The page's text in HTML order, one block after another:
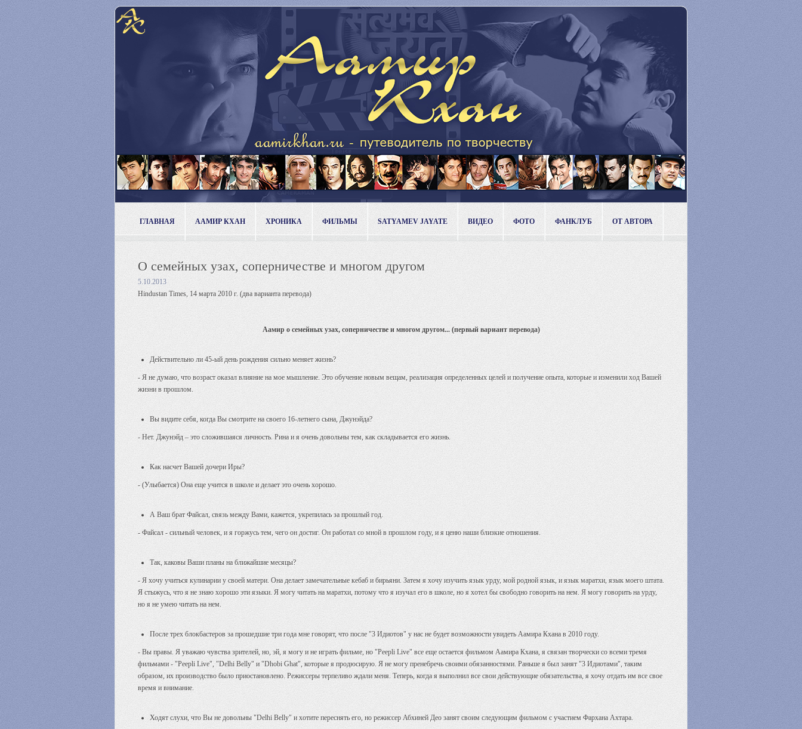
ГЛАВНАЯ ААМИР КХАН ХРОНИКА ФИЛЬМЫ SATYAMEV JAYATE ВИДЕО ФОТО ФАНКЛУБ ОТ АВТОРА
О семейных узах, соперничестве и многом другом
5.10.2013
Hindustan Times, 14 марта 2010 г. (два варианта перевода)
Аамир о семейных узах, соперничестве и многом другом... (первый вариант перевода)
Действительно ли 45-ый день рождения сильно меняет жизнь?
- Я не думаю, что возраст оказал влияние на мое мышление. Это обучение новым вещам, реализация определенных целей и получение опыта, которые и изменили ход Вашей
жизни в прошлом.
Вы видите себя, когда Вы смотрите на своего 16-летнего сына, Джунэйда?
- Нет. Джунэйд – это сложившаяся личность. Рина и я очень довольны тем, как складывается его жизнь.
Как насчет Вашей дочери Иры?
- (Улыбается) Она еще учится в школе и делает это очень хорошо.
А Ваш брат Файсал, связь между Вами, кажется, укрепилась за прошлый год.
- Файсал - сильный человек, и я горжусь тем, чего он достиг. Он работал со мной в прошлом году, и я ценю наши близкие отношения.
Так, каковы Ваши планы на ближайшие месяцы?
- Я хочу учиться кулинарии у своей матери. Она делает замечательные кебаб и бирьяни. Затем я хочу изучить язык урду, мой родной язык, и язык маратхи, язык моего штата.
Я стыжусь, что я не знаю хорошо эти языки. Я могу читать на маратхи, потому что я изучал его в школе, но я хотел бы свободно говорить на нем. Я могу говорить на урду,
но я не умею читать на нем.
После трех блокбастеров за прошедшие три года мне говорят, что после "3 Идиотов" у нас не будет возможности увидеть Аамира Кхана в 2010 году.
- Вы правы. Я уважаю чувства зрителей, но, эй, я могу и не играть фильме, но "Peepli Live" все еще остается фильмом Аамира Кхана, я связан творчески со всеми тремя
фильмами - "Peepli Live", "Delhi Belly" и "Dhobi Ghat", которые я продюсирую. Я не могу пренебречь своими обязанностями. Раньше я был занят "3 Идиотами", таким
образом, их производство было приостановлено. Режиссеры терпеливо ждали меня. Теперь, когда я выполнил все свои действующие обязательства, я хочу отдать им все свое
время и внимание.
Ходят слухи, что Вы не довольны "Delhi Belly" и хотите переснять его, но режиссер Абхиней Део занят своим следующим фильмом с участием Фархана Ахтара.